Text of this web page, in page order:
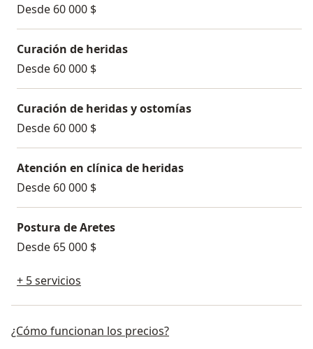
Desde 60 000 $
Curación de heridas
Desde 60 000 $
Curación de heridas y ostomías
Desde 60 000 $
Atención en clínica de heridas
Desde 60 000 $
Postura de Aretes
Desde 65 000 $
+ 5 servicios
¿Cómo funcionan los precios?